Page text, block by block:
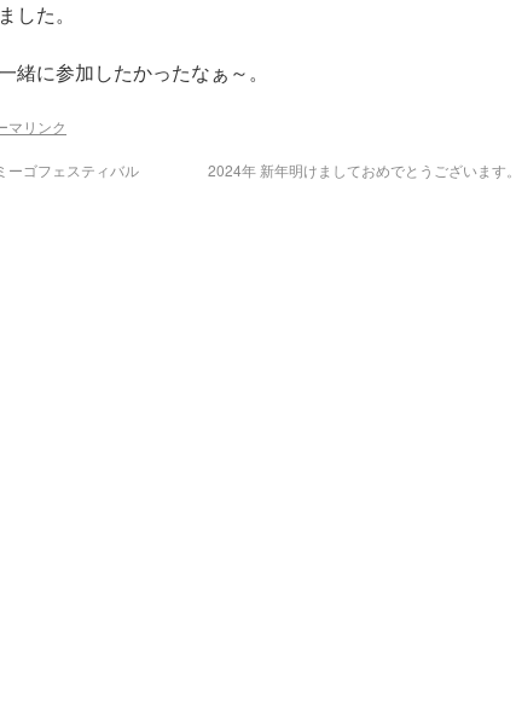
した。
緒に参加したかったなぁ～。
マリンク
ーゴフェスティバル
2024年 新年明けましておめでとうございます。